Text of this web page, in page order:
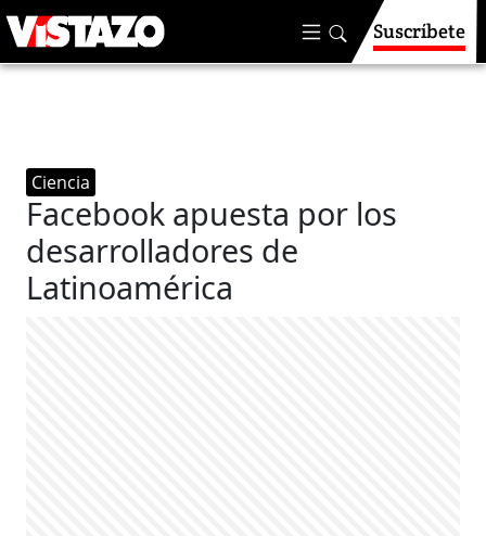
Suscríbete
Ciencia
Facebook apuesta por los
desarrolladores de
Latinoamérica